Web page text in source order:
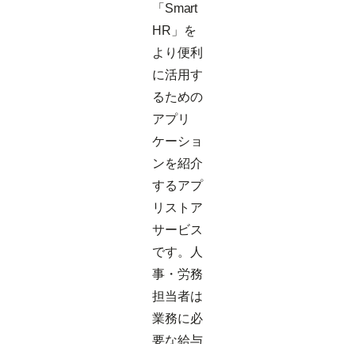
「Smart
HR」を
より便利
に活用す
るための
アプリ
ケーショ
ンを紹介
するアプ
リストア
サービス
です。人
事・労務
担当者は
業務に必
要な給与